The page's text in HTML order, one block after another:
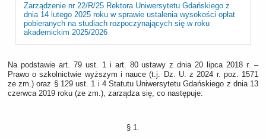
Zarządzenie nr 22/R/25 Rektora Uniwersytetu Gdańskiego z
dnia 14 lutego 2025 roku w sprawie ustalenia wysokości opłat
pobieranych na studiach rozpoczynających się w roku
akademickim 2025/2026
Na podstawie art. 79 ust. 1 i art. 80 ustawy z dnia 20 lipca 2018 r. –
Prawo o szkolnictwie wyższym i nauce (t.j. Dz. U. z 2024 r. poz. 1571
ze zm.) oraz § 129 ust. 1 i 4 Statutu Uniwersytetu Gdańskiego z dnia 13
czerwca 2019 roku (ze zm.), zarządza się, co następuje:
§ 1.